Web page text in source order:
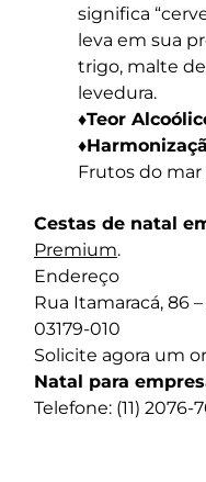
significa
leva em sua
trigo, malte
levedura.
♦Teor
Frutos do mar
Cestas de natal
Premium.
Endereço
Rua Itamaracá, 86
03179-010
Solicite agora um
Natal para
Telefone: (11) 2076-